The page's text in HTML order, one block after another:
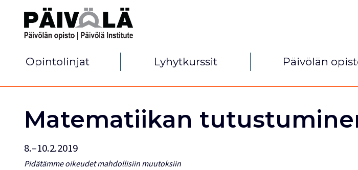
Opintolinjat Lyhytkurssit Päivölän
Matematiikan
8.–10.2.2019
Pidätämme oikeudet mahdollisiin muutoksiin